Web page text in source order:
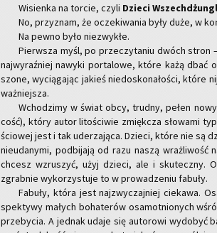
Wi­sien­ka na tor­cie, czyli Dzie­ci
No, przy­znam, że ocze­ki­wa­nia były duże, w
Na pewno było nie­zwy­kłe.
Pierw­sza myśl, po prze­czy­ta­niu dwóch stron
naj­wy­raź­niej na­wy­ki por­ta­lo­we, które każą
szo­ne, wy­cią­ga­jąc ja­kieś nie­do­sko­na­ło­ści, które
waż­niej­sza.
Wcho­dzi­my w świat obcy, trud­ny, pełen
cość), który autor li­to­ści­wie zmięk­cza sło­wa­mi
ścio­wej jest i tak ude­rza­ją­ca. Dzie­ci, które nie są
nie­uda­ny­mi, pod­bi­ja­ją od razu naszą
chcesz wzru­szyć, użyj dzie­ci, ale i sku­tecz­ny.
zgrab­nie wy­ko­rzy­stu­je to w pro­wa­dze­niu fa­bu­ły.
Fa­bu­ły, która jest naj­zwy­czaj­niej cie­ka­wa.
spek­ty­wy ma­łych bo­ha­te­rów osa­mot­nio­nych
prze­by­cia. A jed­nak udaje się au­to­ro­wi wy­do­być